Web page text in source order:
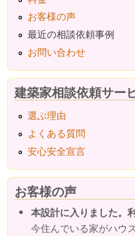
お客様の声
最近の相談依頼事例
お問い合わせ
建築家相談依頼サー
選ぶ理由
よくある質問
安心安全宣言
お客様の声
本設計に入りました。
今住んでいる家がハウ